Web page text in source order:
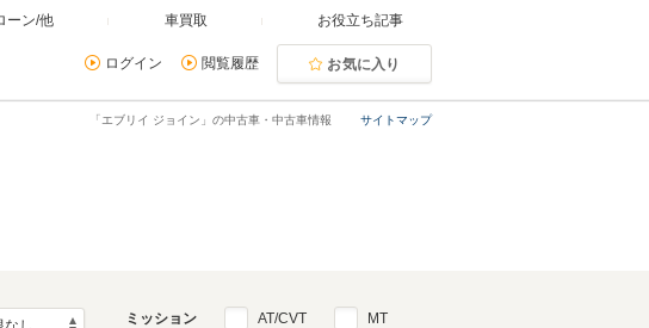
ーン/他 車買取 お役立ち記事
ログイン 閲覧履歴 お気に入り
サイトマップ
「エブリイ ジョイン」の中古車・中古車情報
ミッション AT/CVT MT